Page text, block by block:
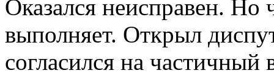
Оказался неисправен. Но
выполняет. Открыл
согласился на частичный